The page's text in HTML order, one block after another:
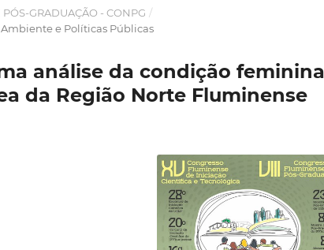
GRADUAÇÃO - CONPG /
e Políticas Públicas
análise da condição feminina
da Região Norte Fluminense